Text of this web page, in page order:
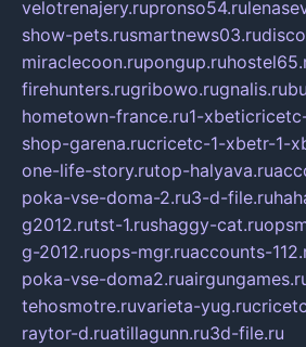
velotrenajery.rupronso54.ru
show-pets.rusmartnews03.ru
miraclecoon.rupongup.ru
firehunters.rugribowo.rugnalis.ru
hometown-france.ru1-
shop-garena.rucricetc-1-xbetr-1-
one-life-story.rutop-halyava.ru
poka-vse-doma-2.ru3-d-file.ru
g2012.rutst-1.rushaggy-cat.ru
g-2012.ruops-mgr.ruaccounts-
poka-vse-doma2.ru
tehosmotre.ruvarieta-yug.ru
raytor-d.ruatillagunn.ru3d-file.ru